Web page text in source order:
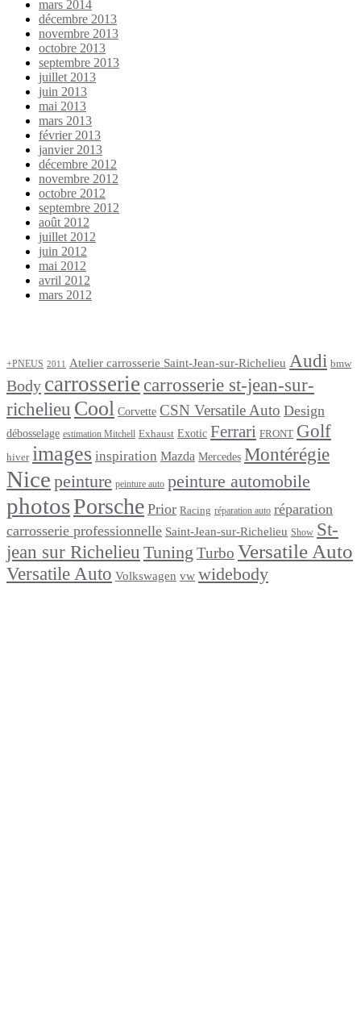
mars 2014
décembre 2013
novembre 2013
octobre 2013
septembre 2013
juillet 2013
juin 2013
mai 2013
mars 2013
février 2013
janvier 2013
décembre 2012
novembre 2012
octobre 2012
septembre 2012
août 2012
juillet 2012
juin 2012
mai 2012
avril 2012
mars 2012
+PNEUS 2011 Atelier carrosserie Saint-Jean-sur-Richelieu Audi bmw
Body carrosserie carrosserie st-jean-sur-
richelieu Cool Corvette CSN Versatile Auto Design
débosselage estimation Mitchell Exhaust Exotic Ferrari FRONT Golf
hiver images inspiration Mazda Mercedes Montérégie
Nice peinture peinture auto peinture automobile
photosPorsche Prior Racing réparation auto réparation
carrosserie professionnelle Saint-Jean-sur-Richelieu Show St-
jean sur Richelieu Tuning Turbo Versatile Auto
Versatile Auto Volkswagen vw widebody